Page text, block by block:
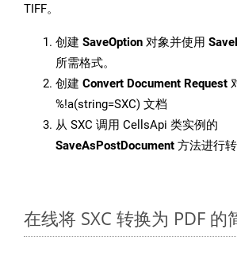
TIFF。
创建 SaveOption 对象并使用
所需格式。
创建 Convert Document Request
%!a(string=SXC) 文档
从 SXC 调用 CellsApi 类实例的
SaveAsPostDocument 方法进行
在线将 SXC 转换为 PDF 的